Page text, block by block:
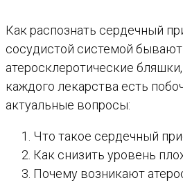
Как распознать сердечный
сосудистой системой
атеросклеротические
каждого лекарства есть
актуальные вопросы:
Что такое сердечный
Как снизить уровень
Почему возникают